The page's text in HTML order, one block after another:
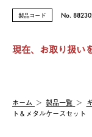
製品コード No.
現在、お取り扱い
ホーム 製品⼀覧
ト＆メタルケースセット